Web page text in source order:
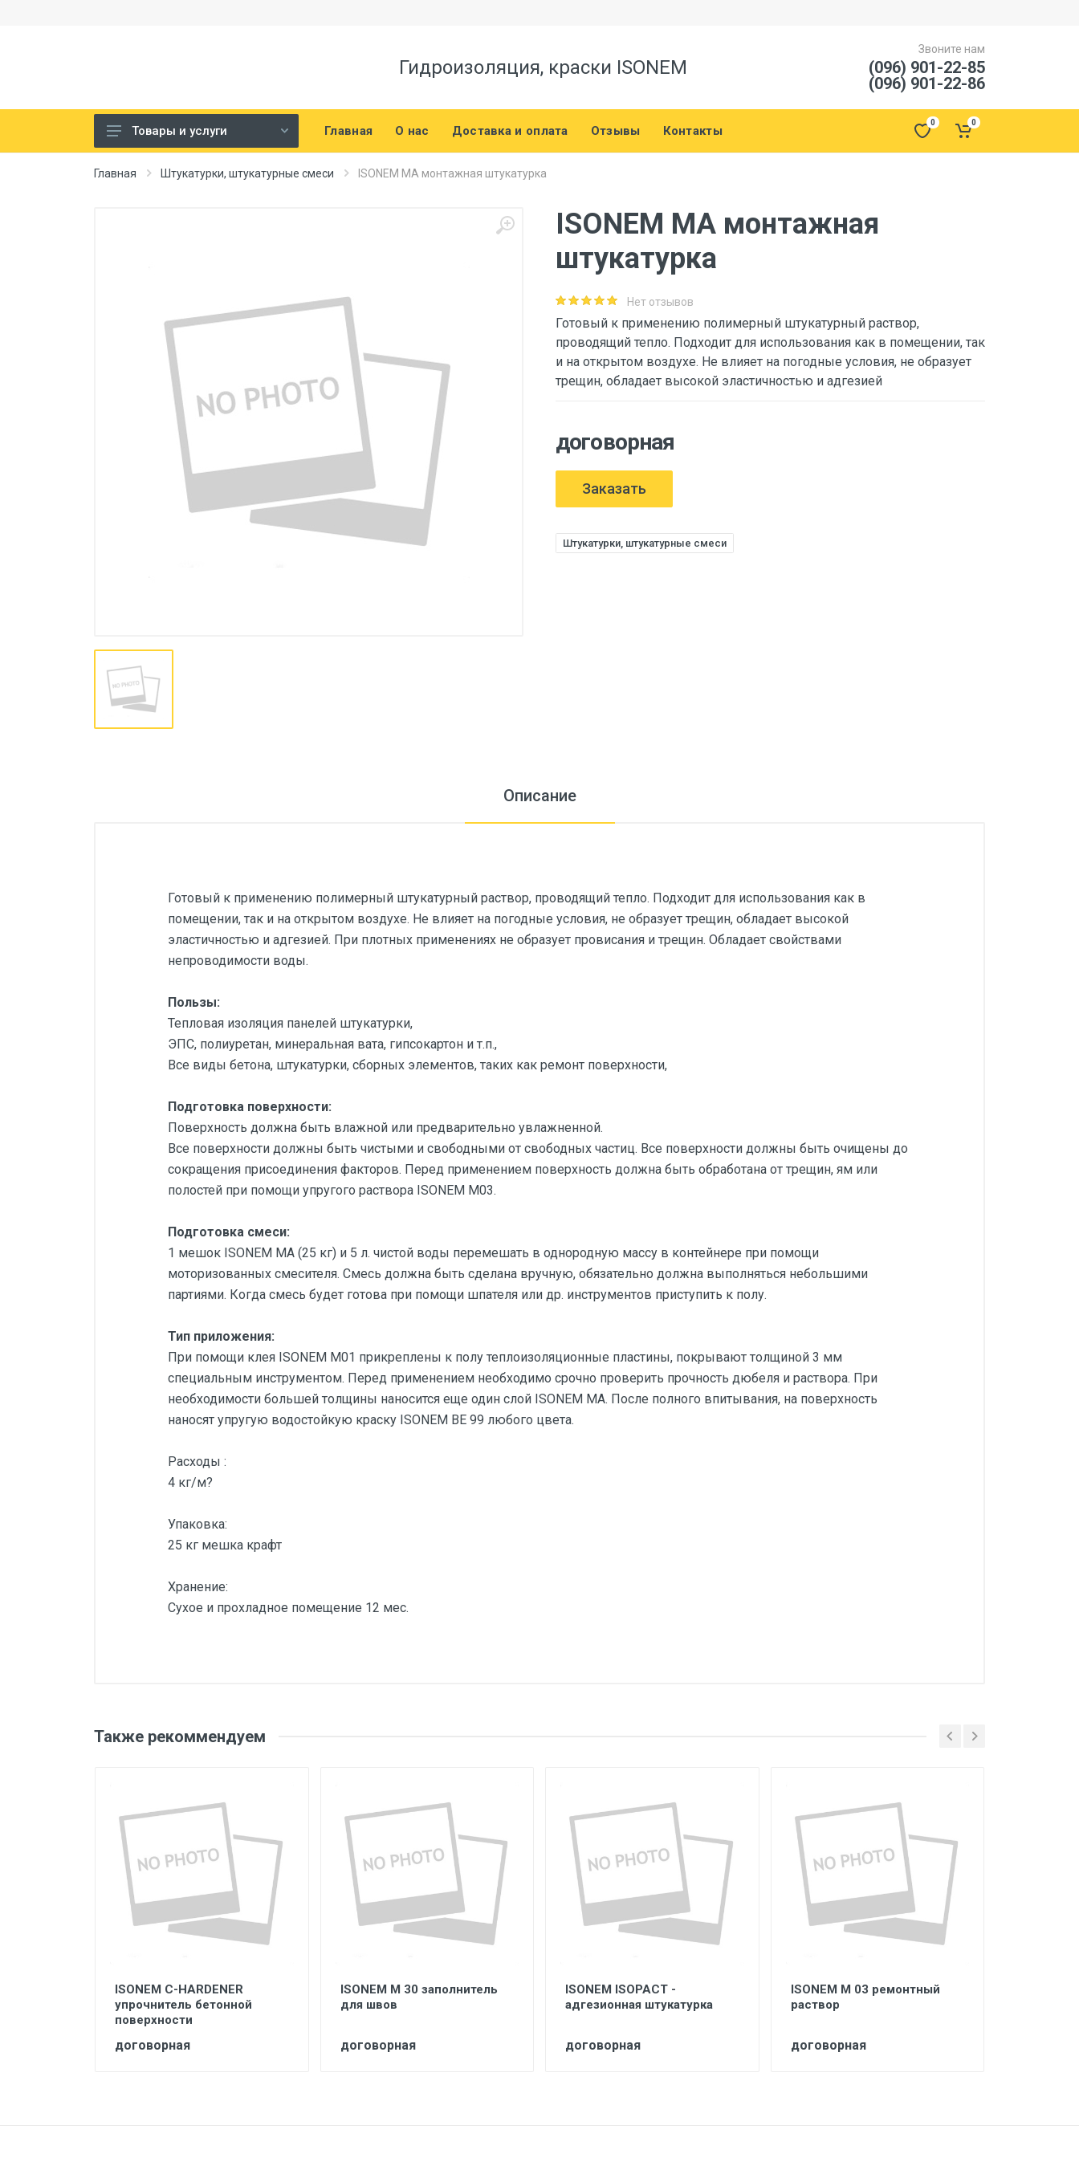
Гидроизоляция, краски ISONEM
Звоните нам
(096) 901-22-85
(096) 901-22-86
Строительная химия
гидроизоляция
Гидроизоляционные ленты,
пленки, самоклеющиеся
Добавки в бетон, в растворы,
пластификаторы
Фибра для бетона, раствора,
Интерьерные краски
Фасадные краски
Другие клеи
Наливные полы
Товары и услуги Главная О нас Доставка и оплата Отзывы Контакты
0 0
Главная Штукатурки, штукатурные смеси ISONEM MA монтажная штукатурка
ISONEM MA монтажная
штукатурка
Нет отзывов
Готовый к применению полимерный штукатурный раствор,
проводящий тепло. Подходит для использования как в помещении, так
и на открытом воздухе. Не влияет на погодные условия, не образует
трещин, обладает высокой эластичностью и адгезией
договорная
Заказать
Штукатурки, штукатурные смеси
Описание
Готовый к применению полимерный штукатурный раствор, проводящий тепло. Подходит для использования как в
помещении, так и на открытом воздухе. Не влияет на погодные условия, не образует трещин, обладает высокой
эластичностью и адгезией. При плотных применениях не образует провисания и трещин. Обладает свойствами
непроводимости воды.
Пользы:
Тепловая изоляция панелей штукатурки,
ЭПС, полиуретан, минеральная вата, гипсокартон и т.п.,
Все виды бетона, штукатурки, сборных элементов, таких как ремонт поверхности,
Подготовка поверхности:
Поверхность должна быть влажной или предварительно увлажненной.
Все поверхности должны быть чистыми и свободными от свободных частиц. Все поверхности должны быть очищены до
сокращения присоединения факторов. Перед применением поверхность должна быть обработана от трещин, ям или
полостей при помощи упругого раствора ISONEM M03.
Подготовка смеси:
1 мешок ISONEM МА (25 кг) и 5 л. чистой воды перемешать в однородную массу в контейнере при помощи
моторизованных смесителя. Смесь должна быть сделана вручную, обязательно должна выполняться небольшими
партиями. Когда смесь будет готова при помощи шпателя или др. инструментов приступить к полу.
Тип приложения:
При помощи клея ISONEM M01 прикреплены к полу теплоизоляционные пластины, покрывают толщиной 3 мм
специальным инструментом. Перед применением необходимо срочно проверить прочность дюбеля и раствора. При
необходимости большей толщины наносится еще один слой ISONEM MA. После полного впитывания, на поверхность
наносят упругую водостойкую краску ISONEM ВЕ 99 любого цвета.
Расходы :
4 кг/м?
Упаковка:
25 кг мешка крафт
Хранение:
Сухое и прохладное помещение 12 мес.
Также рекоммендуем
ISONEM C-HARDENER
упрочнитель бетонной
поверхности
договорная
ISONEM M 30 заполнитель
для швов
договорная
ISONEM ISOPACT -
адгезионная штукатурка
договорная
ISONEM M 03 ремонтный
раствор
договорная